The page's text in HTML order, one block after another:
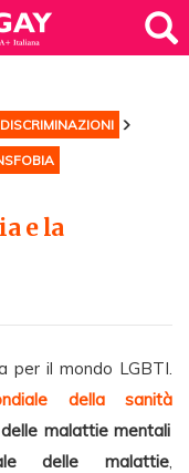
e la
per il mondo LGBTI.
della sanità
malattie mentali
delle malattie,